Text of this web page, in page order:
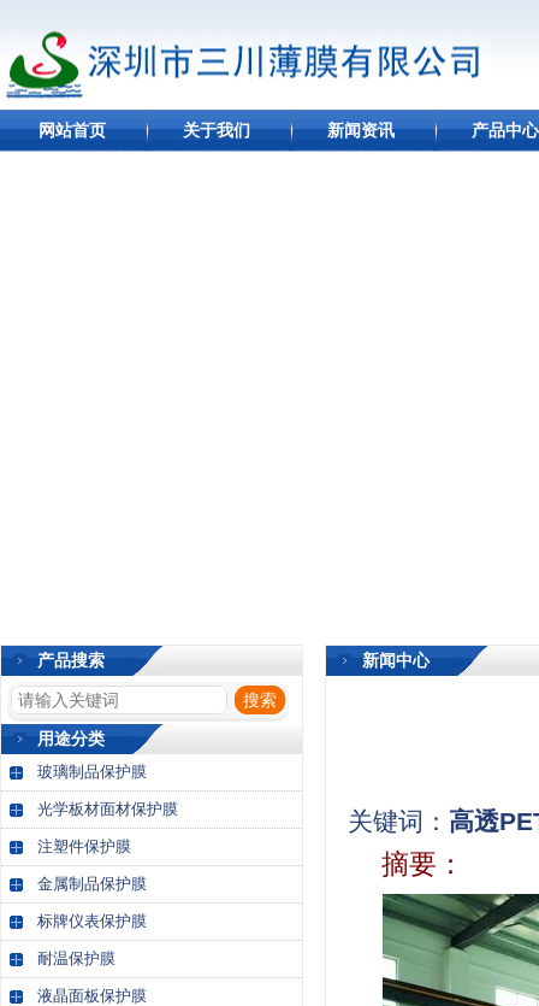
网站首页 关于我们 新闻资讯 产品中心
产品搜索
用途分类
玻璃制品保护膜
光学板材面材保护膜
注塑件保护膜
金属制品保护膜
标牌仪表保护膜
耐温保护膜
液晶面板保护膜
新闻中心
关键词： 高透
摘要：